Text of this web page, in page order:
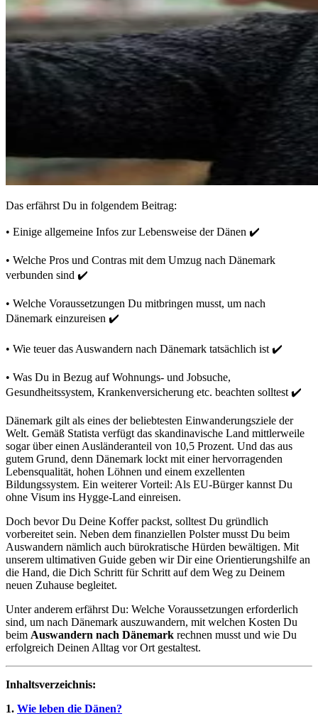
Das erfährst Du in folgendem Beitrag:
• Einige allgemeine Infos zur Lebensweise der Dänen ✔️
• Welche Pros und Contras mit dem Umzug nach Dänemark
verbunden sind ✔️
• Welche Voraussetzungen Du mitbringen musst, um nach
Dänemark einzureisen ✔️
• Wie teuer das Auswandern nach Dänemark tatsächlich ist ✔️
• Was Du in Bezug auf Wohnungs- und Jobsuche,
Gesundheitssystem, Krankenversicherung etc. beachten solltest ✔️
Dänemark gilt als eines der beliebtesten Einwanderungsziele der
Welt. Gemäß Statista verfügt das skandinavische Land mittlerweile
sogar über einen Ausländeranteil von 10,5 Prozent. Und das aus
gutem Grund, denn Dänemark lockt mit einer hervorragenden
Lebensqualität, hohen Löhnen und einem exzellenten
Bildungssystem. Ein weiterer Vorteil: Als EU-Bürger kannst Du
ohne Visum ins Hygge-Land einreisen.
Doch bevor Du Deine Koffer packst, solltest Du gründlich
vorbereitet sein. Neben dem finanziellen Polster musst Du beim
Auswandern nämlich auch bürokratische Hürden bewältigen. Mit
unserem ultimativen Guide geben wir Dir eine Orientierungshilfe an
die Hand, die Dich Schritt für Schritt auf dem Weg zu Deinem
neuen Zuhause begleitet.
Unter anderem erfährst Du: Welche Voraussetzungen erforderlich
sind, um nach Dänemark auszuwandern, mit welchen Kosten Du
beim Auswandern nach Dänemark rechnen musst und wie Du
erfolgreich Deinen Alltag vor Ort gestaltest.
Inhaltsverzeichnis:
1. Wie leben die Dänen?